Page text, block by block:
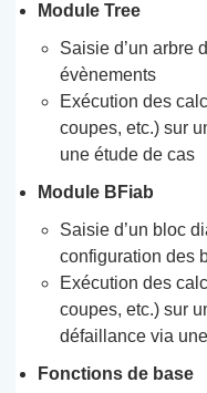
Module Tree
Saisie d’un arbre
évènements
Exécution des
coupes, etc.) sur
une étude de cas
Module BFiab
Saisie d’un bloc
configuration des
Exécution des
coupes, etc.) sur
défaillance via
Fonctions de base